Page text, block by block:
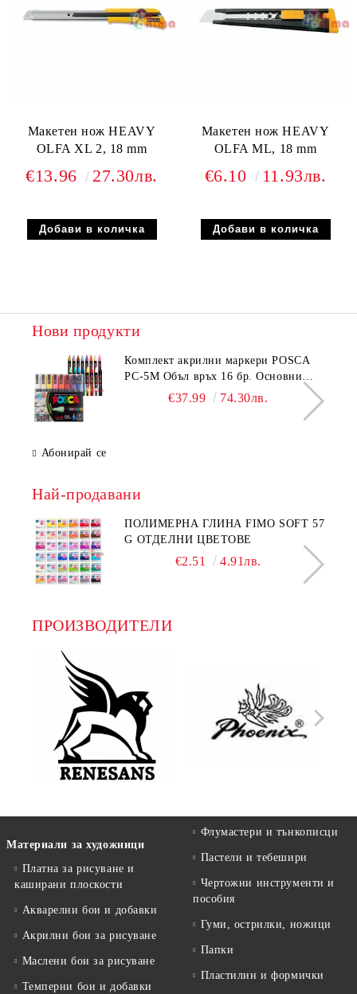
Макетен нож HEAVY
OLFA XL 2, 18 mm
€13.96 27.30лв.
Макетен нож HEAVY
OLFA ML, 18 mm
€6.10 11.93лв.
Нови продукти
Комплeкт акрилни маркери POSCA
PC-5M Объл връх 16 бр. Основни
€37.99 74.30лв.
Абонирай се
Най-продавани
ПОЛИМЕРНА ГЛИНА FIMO SOFT 57
G ОТДЕЛНИ ЦВЕТОВЕ
€2.51 4.91лв.
ПРОИЗВОДИТЕЛИ
Материали за художници
Платна за рисуване и
каширани плоскости
Акварелни бои и добавки
Акрилни бои за рисуване
Маслени бои за рисуване
Темперни бои и добавки
Флумастери и тънкописци
Пастели и тебешири
Чертожни инструменти и
пособия
Гуми, острилки, ножици
Папки
Пластилин и формички